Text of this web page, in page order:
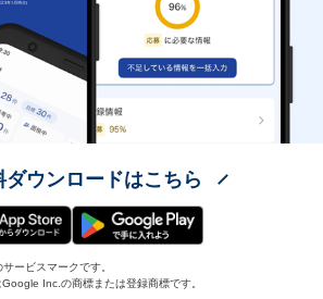
ダウンロードはこちら
ービスマークです。
Inc.の商標または登録商標です。